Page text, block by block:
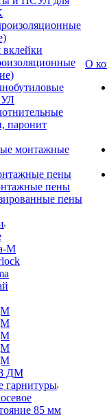
паронит
монтажные
пены
пены
пены
М
ДМ
85 мм
О